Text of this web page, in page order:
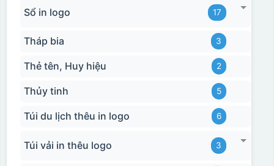
Sổ in logo 17
Tháp bia 3
Thẻ tên, Huy hiệu 2
Thủy tinh 5
Túi du lịch thêu in logo 6
Túi vải in thêu logo 3